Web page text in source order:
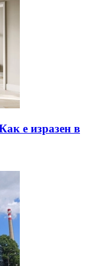
е изразен в